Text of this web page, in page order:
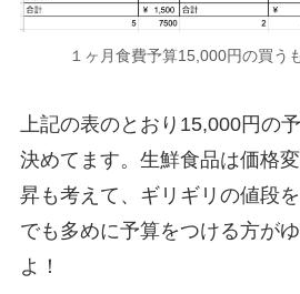
１ヶ月食費予算15,000円の買う
上記の表のとおり15,000円の
決めてます。生鮮食品は価格
昇も考えて、ギリギリの値段
でも多めに予算をつける方が
よ！